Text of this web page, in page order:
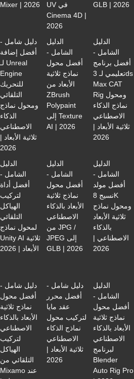
Mixer | 2026
UV في
Cinema 4D |
2026
GLB | 2026
دليل شامل -
أفضل إضافة
لـ Unreal
Engine
للتحريك
التلقائي
ومحول نماذج
الذكاء
الاصطناعي
ثلاثية الأبعاد |
2026
الدليل
الشامل -
أفضل محول
نماذج ثلاثية
الأبعاد من
ZBrush
Polypaint
إلى Texture
AI | 2026
الدليل
الشامل -
أفضل برنامج
تعليمي لـ 3ds
Max CAT
Rig ومحول
نماذج الذكاء
الاصطناعي
ثلاثية الأبعاد |
2026
الدليل
الشامل -
أفضل أداة
لتركيب
الهياكل
التلقائي
لمحول نماذج
Unity AI ثلاثية
الأبعاد | 2026
الدليل
الشامل -
أفضل محول
نماذج ثلاثية
الأبعاد بالذكاء
الاصطناعي
من JPG /
JPEG إلى
GLB | 2026
الدليل
الشامل -
أفضل مولد
نسيج 8K
ومحول نماذج
ثلاثية الأبعاد
بالذكاء
الاصطناعي |
2026
دليل شامل -
أفضل محول
نماذج ثلاثية
الأبعاد بالذكاء
الاصطناعي
لتركيب
الهياكل
التلقائي من
Mixamo عند
دليل شامل -
أفضل محرر
عقد مايا
لتركيب محول
نماذج الذكاء
الاصطناعي
ثلاثية الأبعاد |
2026
الدليل
الشامل -
أفضل محول
نماذج ثلاثية
الأبعاد بالذكاء
الاصطناعي
لبرنامج
Blender
Auto Rig Pro